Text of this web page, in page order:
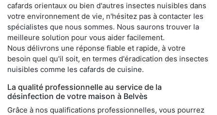
cafards orientaux ou bien d'autres insectes nuisibles dans
votre environnement de vie, n'hésitez pas à contacter les
spécialistes que nous sommes. Nous saurons trouver la
meilleure solution pour vous aider facilement.
Nous délivrons une réponse fiable et rapide, à votre
besoin quel qu'il soit, en termes d'éradication des insectes
nuisibles comme les cafards de cuisine.
La qualité professionnelle au service de la
désinfection de votre maison à Belvès
Grâce à nos qualifications professionnelles, vous pourrez